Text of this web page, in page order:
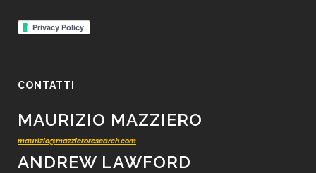
CONTATTI
MAURIZIO MAZZIERO
maurizio@mazzieroresearch.com
ANDREW LAWFORD